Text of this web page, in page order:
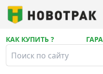
КАК КУПИТЬ ?